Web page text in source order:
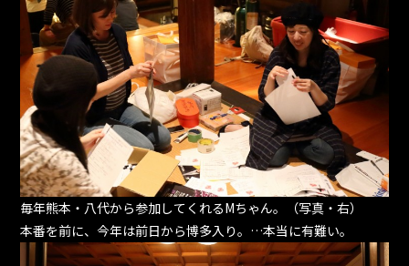
毎年熊本・八代から参加してくれるMちゃん。（写真・右）
本番を前に、今年は前日から博多入り。…本当に有難い。